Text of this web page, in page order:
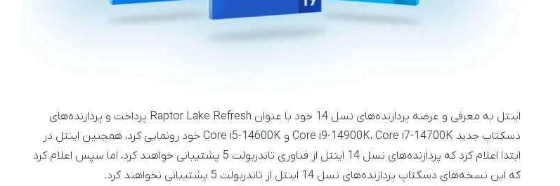
اینتل به معرفی و عرضه پردازنده‌های نسل 14 خود با عنوان Raptor Lake Refresh پرداخت و پردازنده‌های
دسکتاپ جدید Core i9-14900K، Core i7-14700K و Core i5-14600K خود رونمایی کرد، همچنین اینتل در
ابتدا اعلام کرد که پردازنده‌های نسل 14 اینتل از فناوری تاندربولت 5 پشتیبانی خواهند کرد، اما سپس اعلام کرد
که این نسخه‌های دسکتاپ پردازنده‌های نسل 14 اینتل از تاندربولت 5 پشتیبانی نخواهند کرد.